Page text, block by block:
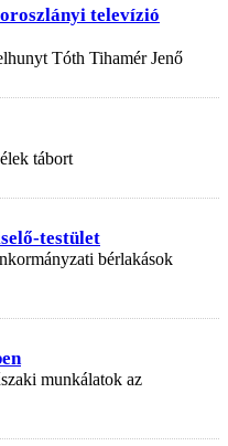
televízió
Tóth Tihamér Jenő
tábort
testület
bérlakások
munkálatok az